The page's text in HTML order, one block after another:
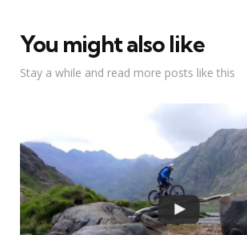
You might also like
Stay a while and read more posts like this